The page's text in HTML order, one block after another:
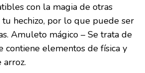
con la magia de otras
hechizo, por lo que puede ser
Amuleto mágico – Se trata de
elementos de física y